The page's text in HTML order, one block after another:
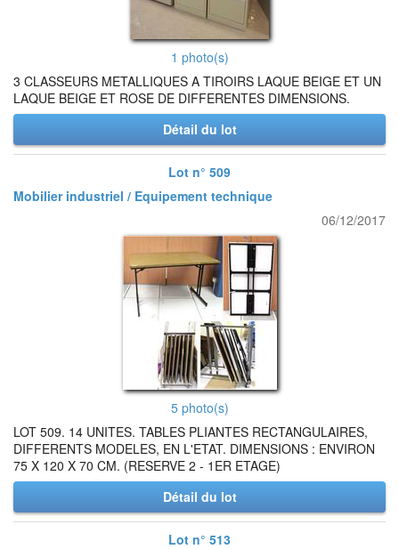
1 photo(s)
3 CLASSEURS METALLIQUES A TIROIRS LAQUE BEIGE ET UN
LAQUE BEIGE ET ROSE DE DIFFERENTES DIMENSIONS.
Détail du lot
Lot n° 509
Mobilier industriel / Equipement technique
06/12/2017
5 photo(s)
LOT 509. 14 UNITES. TABLES PLIANTES RECTANGULAIRES,
DIFFERENTS MODELES, EN L'ETAT. DIMENSIONS : ENVIRON
75 X 120 X 70 CM. (RESERVE 2 - 1ER ETAGE)
Détail du lot
Lot n° 513